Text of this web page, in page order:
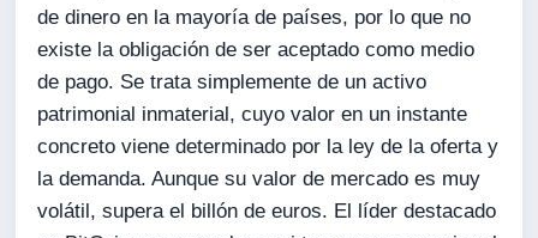
de dinero en la mayoría de países, por lo que no
existe la obligación de ser aceptado como medio
de pago. Se trata simplemente de un activo
patrimonial inmaterial, cuyo valor en un instante
concreto viene determinado por la ley de la oferta y
la demanda. Aunque su valor de mercado es muy
volátil, supera el billón de euros. El líder destacado